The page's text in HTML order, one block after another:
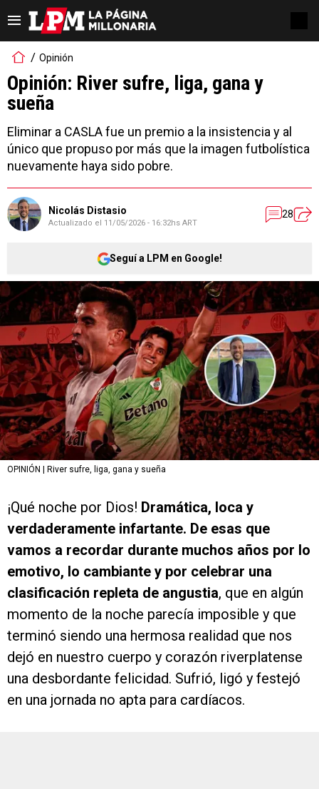
Opinión
Opinión: River sufre, liga, gana y
sueña
Eliminar a CASLA fue un premio a la insistencia y al
único que propuso por más que la imagen futbolística
nuevamente haya sido pobre.
Nicolás Distasio
Actualizado el 11/05/2026 - 16:32hs ART
28
Seguí a LPM en Google!
OPINIÓN | River sufre, liga, gana y sueña
¡Qué noche por Dios! Dramática, loca y
verdaderamente infartante. De esas que
vamos a recordar durante muchos años por lo
emotivo, lo cambiante y por celebrar una
clasificación repleta de angustia, que en algún
momento de la noche parecía imposible y que
terminó siendo una hermosa realidad que nos
dejó en nuestro cuerpo y corazón riverplatense
una desbordante felicidad. Sufrió, ligó y festejó
en una jornada no apta para cardíacos.